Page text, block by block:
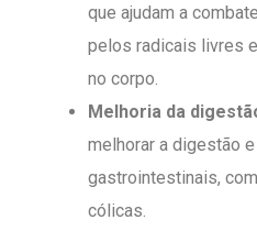
que ajudam a
pelos radicais livres
no corpo.
Melhoria da
melhorar a digestão
gastrointestinais,
cólicas.